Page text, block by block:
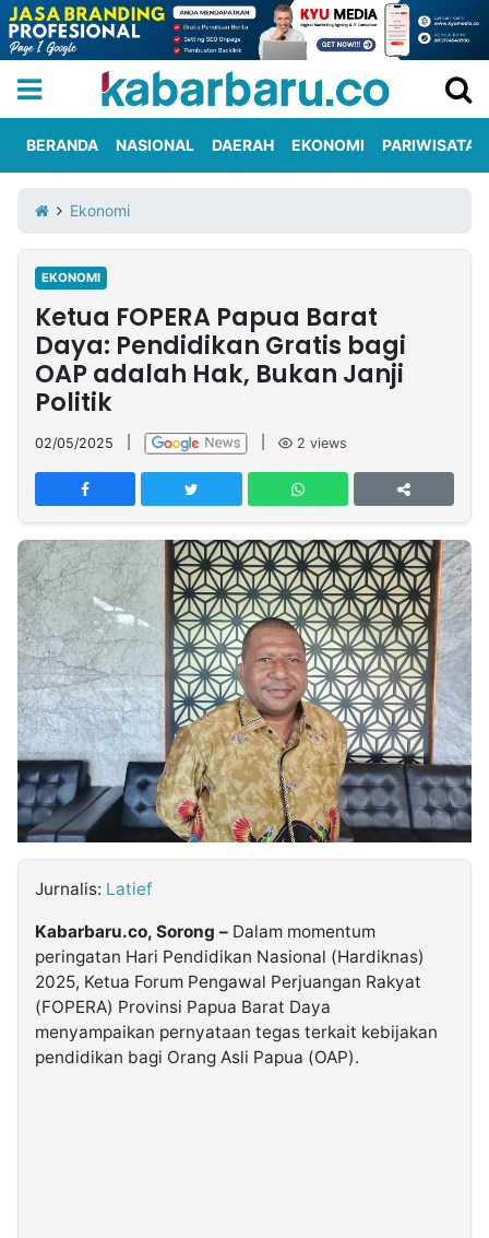
Iklan
Berita
Kami
Nasional
International
Olahraga
Entertainment
Daerah
Pariwisata
Kuliner
Kolom
Network
PT
TREETAN
MULTIMEDIA
INDONESIA
Partner
Insight
NTB
Suara
Time
Lens
IDN
Daily
Jogja
Jalan
Rakyat
Idealita
News
Kita
Notice
Radar
Baru
Seedbacklink
Follow
Kabarbaru
Kabarbaru.co
2026
BERANDA NASIONAL DAERAH EKONOMI PARIWISATA
Ekonomi
EKONOMI
Ketua FOPERA Papua Barat
Daya: Pendidikan Gratis bagi
OAP adalah Hak, Bukan Janji
Politik
02/05/2025 2 views
Jurnalis: Latief
Kabarbaru.co, Sorong – Dalam momentum
peringatan Hari Pendidikan Nasional (Hardiknas)
2025, Ketua Forum Pengawal Perjuangan Rakyat
(FOPERA) Provinsi Papua Barat Daya
menyampaikan pernyataan tegas terkait kebijakan
pendidikan bagi Orang Asli Papua (OAP).